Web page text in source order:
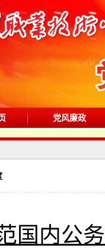
党风廉政
国内公